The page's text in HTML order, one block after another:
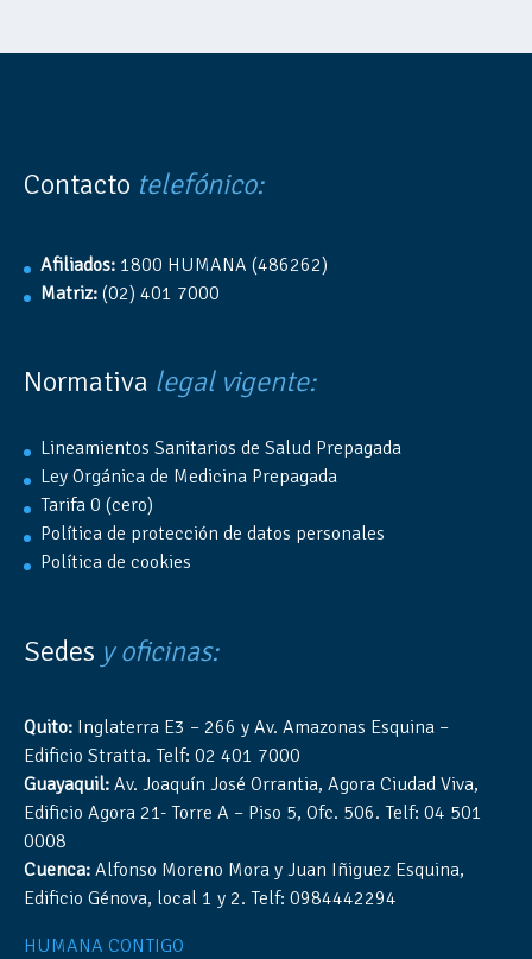
Contacto telefónico:
Afiliados: 1800 HUMANA (486262)
Matriz: (02) 401 7000
Normativa legal vigente:
Lineamientos Sanitarios de Salud Prepagada
Ley Orgánica de Medicina Prepagada
Tarifa 0 (cero)
Política de protección de datos personales
Política de cookies
Sedes y oficinas:
Quito: Inglaterra E3 – 266 y Av. Amazonas Esquina –
Edificio Stratta. Telf: 02 401 7000
Guayaquil: Av. Joaquín José Orrantia, Agora Ciudad Viva,
Edificio Agora 21- Torre A – Piso 5, Ofc. 506. Telf: 04 501
0008
Cuenca: Alfonso Moreno Mora y Juan Iñiguez Esquina,
Edificio Génova, local 1 y 2. Telf: 0984442294
HUMANA CONTIGO